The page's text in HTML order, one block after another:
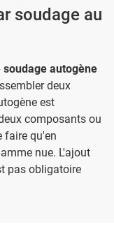
soudage au
autogène
deux
est
composants ou
faire qu'en
nue. L'ajout
pas obligatoire